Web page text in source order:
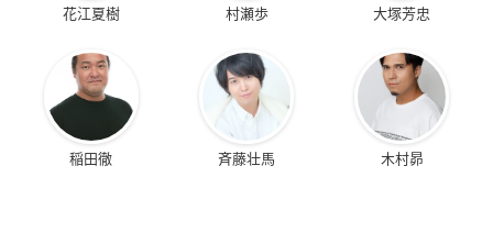
花江夏樹 村瀬歩 大塚芳忠
稲田徹 斉藤壮馬 木村昴